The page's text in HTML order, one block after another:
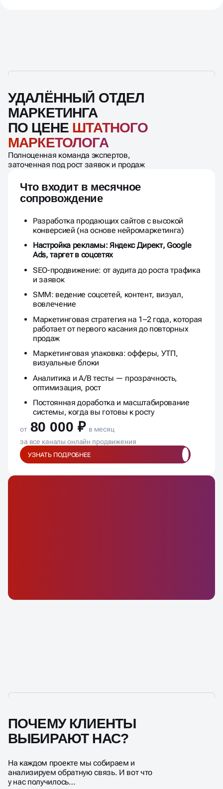
УДАЛЁННЫЙ ОТДЕЛ
МАРКЕТИНГА
ПО ЦЕНЕ ШТАТНОГО
МАРКЕТОЛОГА
Полноценная команда экспертов,
заточенная под рост заявок и продаж
Что входит в месячное
сопровождение
Разработка продающих сайтов с высокой
конверсией (на основе нейромаркетинга)
Настройка рекламы: Яндекс Директ, Google
Ads, таргет в соцсетях
SEO-продвижение: от аудита до роста трафика
и заявок
SMM: ведение соцсетей, контент, визуал,
вовлечение
Маркетинговая стратегия на 1–2 года, которая
работает от первого касания до повторных
продаж
Маркетинговая упаковка: офферы, УТП,
визуальные блоки
Аналитика и A/B тесты — прозрачность,
оптимизация, рост
Постоянная доработка и масштабирование
системы, когда вы готовы к росту
от 80 000 ₽ в месяц
за все каналы онлайн продвижения
УЗНАТЬ ПОДРОБНЕЕ
ПОЧЕМУ КЛИЕНТЫ
ВЫБИРАЮТ НАС?
На каждом проекте мы собираем и
анализируем обратную связь. И вот что
у нас получилось…